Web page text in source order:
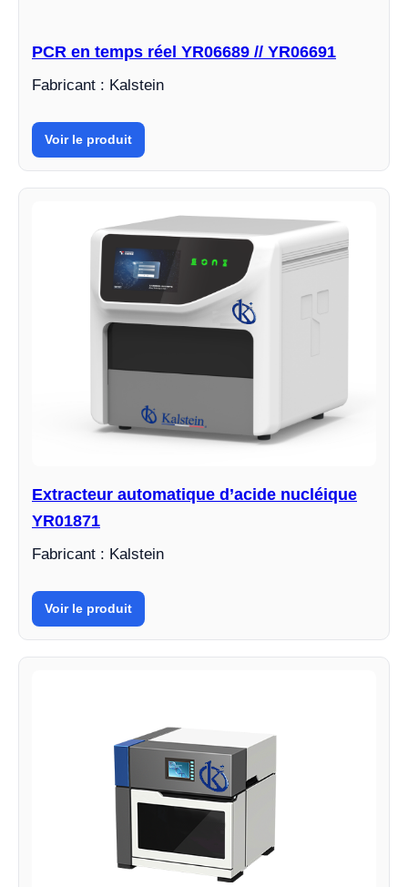
PCR en temps réel YR06689 // YR06691
Fabricant : Kalstein
Voir le produit
Extracteur automatique d’acide nucléique
YR01871
Fabricant : Kalstein
Voir le produit